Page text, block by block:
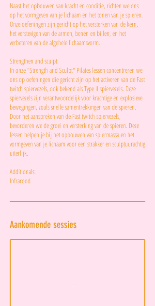
Naast het opbouwen van kracht en conditie, richten we ons
op het vormgeven van je lichaam en het tonen van je spieren.
Onze oefeningen zijn gericht op het versterken van de kern,
het verstevigen van de armen, benen en billen, en het
verbeteren van de algehele lichaamsvorm.
Strengthen and sculpt:
In onze "Strength and Sculpt" Pilates lessen concentreren we
ons op oefeningen die gericht zijn op het activeren van de Fast
twitch spiervezels, ook bekend als Type II spiervezels. Deze
spiervezels zijn verantwoordelijk voor krachtige en explosieve
bewegingen, zoals snelle samentrekkingen van de spieren.
Door het aanspreken van de Fast twitch spiervezels,
bevorderen we de groei en versterking van de spieren. Deze
lessen helpen je bij het opbouwen van spiermassa en het
vormgeven van je lichaam voor een strakker en sculptuurachtig
uiterlijk.
Additionals:
Infrarood
Aankomende sessies